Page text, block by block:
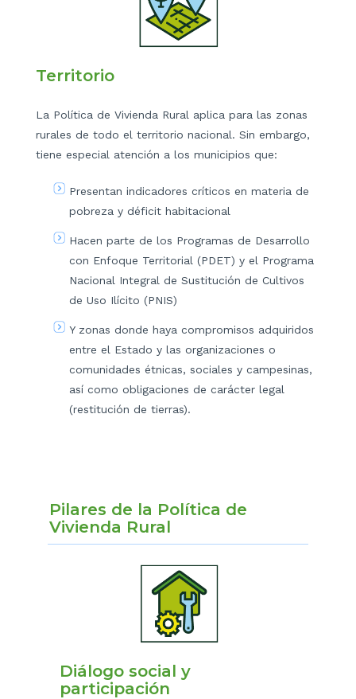
Territorio
La Política de Vivienda Rural aplica para las zonas
rurales de todo el territorio nacional. Sin embargo,
tiene especial atención a los municipios que:
Presentan indicadores críticos en materia de
pobreza y déficit habitacional
Hacen parte de los Programas de Desarrollo
con Enfoque Territorial (PDET) y el Programa
Nacional Integral de Sustitución de Cultivos
de Uso Ilícito (PNIS)
Y zonas donde haya compromisos adquiridos
entre el Estado y las organizaciones o
comunidades étnicas, sociales y campesinas,
así como obligaciones de carácter legal
(restitución de tierras).
Pilares de la Política de
Vivienda Rural
Diálogo social y
participación